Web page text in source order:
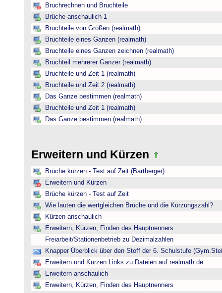
Bruchrechnen und Bruchteile
Brüche anschaulich 1
Bruchteile von Größen (realmath)
Bruchteile eines Ganzen (realmath)
Bruchteile eines Ganzen zeichnen (realmath)
Bruchteil mehrerer Ganzer (realmath)
Bruchteile und Zeit 1 (realmath)
Bruchteile und Zeit 2 (realmath)
Das Ganze bestimmen (realmath)
Bruchteile und Zeit 1 (realmath)
Das Ganze bestimmen (realmath)
Erweitern und Kürzen
Brüche kürzen - Test auf Zeit (Bartberger)
Erweitern und Kürzen
Brüche kürzen - Test auf Zeit
Wie lauten die wertgleichen Brüche und die Kürzungszahl?
Kürzen anschaulich
Erweitern, Kürzen, Finden des Hauptnenners
Freiarbeit/Stationenbetrieb zu Dezimalzahlen
Knapper Überblick über den Stoff der 6. Schulstufe
Erweitern und Kürzen Links zu Dateien auf realmath.de
Erweitern anschaulich
Erweitern, Kürzen, Finden des Hauptnenners